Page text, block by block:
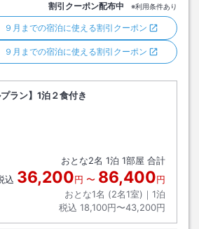
割引クーポン配布中 ※利用条件あり
９月までの宿泊に使える割引クーポン
９月までの宿泊に使える割引クーポン
ラン】1泊２食付き
アウト
おとな2名 1泊 1部屋 合計
込 36,200円 〜 86,400円
おとな1名 (2名1室)｜ 1泊
税込 18,100円〜43,200円